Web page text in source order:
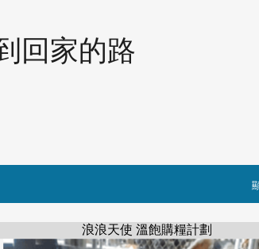
回家的路
浪浪天使 溫飽購糧計劃